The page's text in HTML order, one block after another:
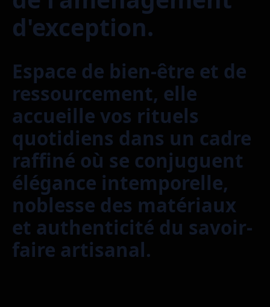
d'exception.
Espace de bien-être et de
ressourcement, elle
accueille vos rituels
quotidiens dans un cadre
raffiné où se conjuguent
élégance intemporelle,
noblesse des matériaux
et authenticité du savoir-
faire artisanal.